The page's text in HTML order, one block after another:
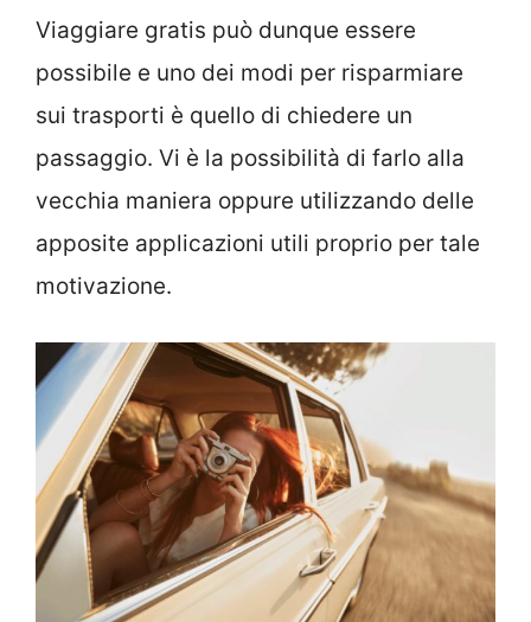
Viaggiare gratis può dunque essere
possibile e uno dei modi per risparmiare
sui trasporti è quello di chiedere un
passaggio. Vi è la possibilità di farlo alla
vecchia maniera oppure utilizzando delle
apposite applicazioni utili proprio per tale
motivazione.